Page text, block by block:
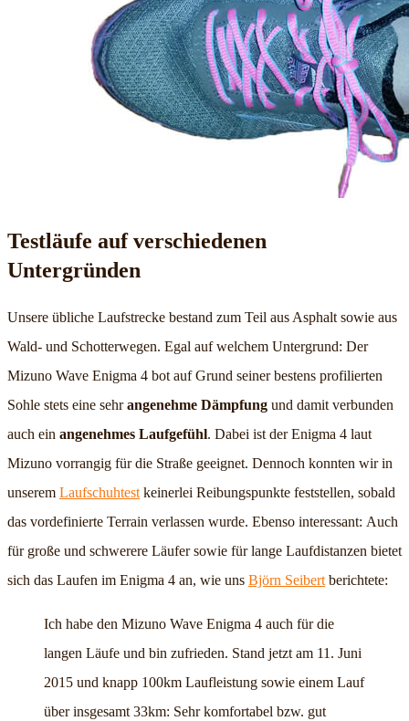
Testläufe auf verschiedenen
Untergründen
Unsere übliche Laufstrecke bestand zum Teil aus Asphalt sowie aus
Wald- und Schotterwegen. Egal auf welchem Untergrund: Der
Mizuno Wave Enigma 4 bot auf Grund seiner bestens profilierten
Sohle stets eine sehrangenehme Dämpfung und damit verbunden
auch ein angenehmes Laufgefühl. Dabei ist der Enigma 4 laut
Mizuno vorrangig für die Straße geeignet. Dennoch konnten wir in
unserem Laufschuhtest keinerlei Reibungspunkte feststellen, sobald
das vordefinierte Terrain verlassen wurde. Ebenso interessant: Auch
für große und schwerere Läufer sowie für lange Laufdistanzen bietet
sich das Laufen im Enigma 4 an, wie uns Björn Seibert berichtete:
Ich habe den Mizuno Wave Enigma 4 auch für die
langen Läufe und bin zufrieden. Stand jetzt am 11. Juni
2015 und knapp 100km Laufleistung sowie einem Lauf
über insgesamt 33km: Sehr komfortabel bzw. gut